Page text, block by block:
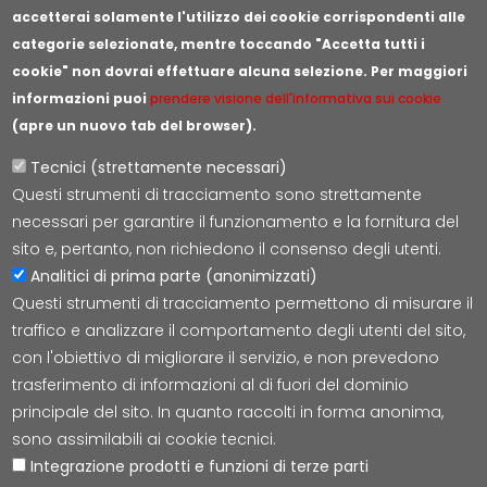
accetterai solamente l'utilizzo dei cookie corrispondenti alle
categorie selezionate, mentre toccando "Accetta tutti i
cookie" non dovrai effettuare alcuna selezione. Per maggiori
informazioni puoiprendere visione dell'informativa sui cookie
(apre un nuovo tab del browser).
Tecnici (strettamente necessari)
Questi strumenti di tracciamento sono strettamente
necessari per garantire il funzionamento e la fornitura del
sito e, pertanto, non richiedono il consenso degli utenti.
Analitici di prima parte (anonimizzati)
Questi strumenti di tracciamento permettono di misurare il
traffico e analizzare il comportamento degli utenti del sito,
con l'obiettivo di migliorare il servizio, e non prevedono
trasferimento di informazioni al di fuori del dominio
principale del sito. In quanto raccolti in forma anonima,
sono assimilabili ai cookie tecnici.
Integrazione prodotti e funzioni di terze parti
Lepida S.c.p.A.
Via della Liberazione 15, 40128 Bologna
segreteria@lepida.it
PEC:
segreteria@pec.lepida.it
Capitale Sociale i.v. ad oggi € 69.881.000,00
P.IVA/CF 02770891204